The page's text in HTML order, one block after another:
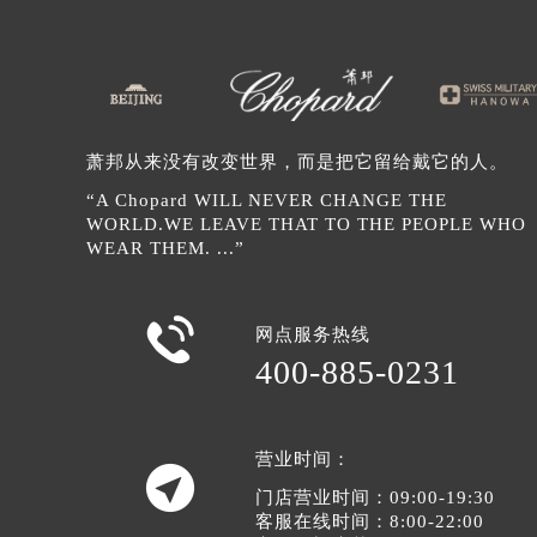
辽宁省营口市站前区市府路与渤海
辽宁省沈阳市沈河区中街路137号亨
北京市朝阳区建国门外大街甲6号华
北京市东城区东长安街1号王府井东
河北省保定市竞秀区朝阳北大街北
内蒙古自治区包头市青山区幸福路
内蒙古自治区赤峰市红山区哈达街
内蒙古自治区乌海市海勃湾区人民
萧邦从来没有改变世界，而是把它留给戴它的人。
“A Chopard WILL NEVER CHANGE THE
WORLD.WE LEAVE THAT TO THE PEOPLE WHO
WEAR THEM. ...”
 网点服务热线
400-885-0231

营业时间：
门店营业时间：09:00-19:30
客服在线时间：8:00-22:00